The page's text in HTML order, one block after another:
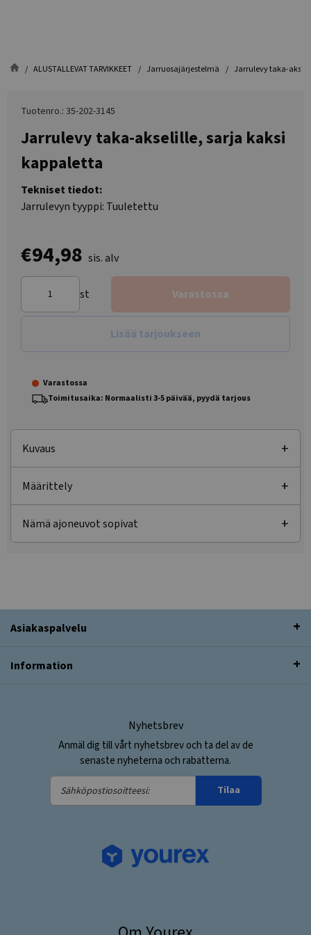
ALUSTALLEVAT TARVIKKEET Jarruosajärjestelmä Jarrulevy taka-
Tuotenro.: 35-202-3145
Jarrulevy taka-akselille, sarja kaksi
kappaletta
Tekniset tiedot:
Jarrulevyn tyyppi: Tuuletettu
€94,98 sis. alv
st Varastossa
Lisää tarjoukseen
Varastossa
Toimitusaika: Normaalisti 3-5 päivää, pyydä tarjous
Kuvaus
Määrittely
Nämä ajoneuvot sopivat
Asiakaspalvelu
Information
Nyhetsbrev
Anmäl dig till vårt nyhetsbrev och ta del av de
senaste nyheterna och rabatterna.
Sähköpostiosoitteesi:
Tilaa